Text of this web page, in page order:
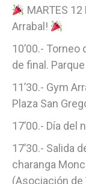
MARTES 12
Arrabal!
10’00.- Torneo
de final.
11’30.- Gym
Plaza San
17’00.- Día del
17’30.- Salida
charanga
(Asociación de